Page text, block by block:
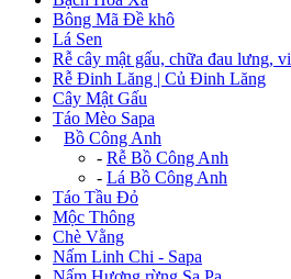
Bông Mã Đề khô
Lá Sen
Rễ cây mật gấu, chữa đau lưng,
Rễ Đinh Lăng | Củ Đinh Lăng
Cây Mật Gấu
Táo Mèo Sapa
Bồ Công Anh
- Rễ Bồ Công Anh
- Lá Bồ Công Anh
Táo Tầu Đỏ
Mộc Thông
Chè Vằng
Nấm Linh Chi - Sapa